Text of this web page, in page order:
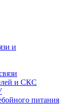
и
и СКС
питания